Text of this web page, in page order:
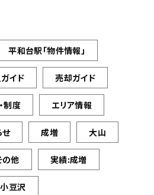
平和台駅「物件情報」
イド 売却ガイド
制度 エリア情報
せ 成増 大山
の他 実績:成増
豆沢